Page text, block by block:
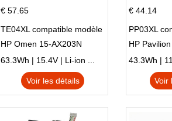
€ 57.65
TE04XL compatible modèle
HP Omen 15-AX203N
Omen 15 Series Pavilion 15
Series
63.3Wh | 15.4V | Li-ion ...
Voir les détails
€ 44.14
PP03XL
HP
L83388-
HSTNN-
M01144-
43.3Wh |
Voir